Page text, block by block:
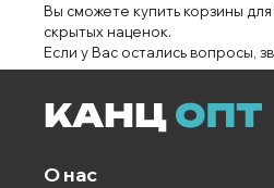
Вы сможете купить корзины для
скрытых наценок.
Если у Вас остались вопросы ,
О нас